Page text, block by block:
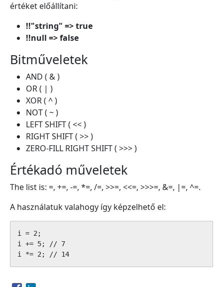
értéket előállítani:
!!"string" => true
!!null => false
Bitműveletek
AND ( & )
OR ( | )
XOR ( ^ )
NOT ( ~ )
LEFT SHIFT ( << )
RIGHT SHIFT ( >> )
ZERO-FILL RIGHT SHIFT ( >>> )
Értékadó műveletek
The list is: =, +=, -=, *=, /=, >>=, <<=, >>>=, &=, |=, ^=.
A használatuk valahogy így képzelhető el:
i = 2;
i += 5; // 7
i *= 2; // 14